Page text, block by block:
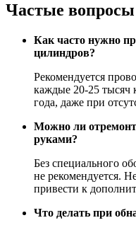
Частые
Как часто нужно
цилиндров?
Рекомендуется
каждые 20-25 тысяч
года, даже при
Можно ли
руками?
Без специального
не рекомендуется.
привести к
Что делать при